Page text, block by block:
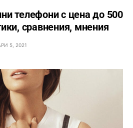
телефони с ценa до 500
сравнения, мнения
5, 2021